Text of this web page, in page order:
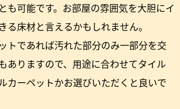
も可能です。お部屋の雰囲気を大胆にイ
る床材と言えるかもしれません。
トであれば汚れた部分のみ一部分を交
ありますので、用途に合わせてタイル
カーペットかお選びいただくと良いで